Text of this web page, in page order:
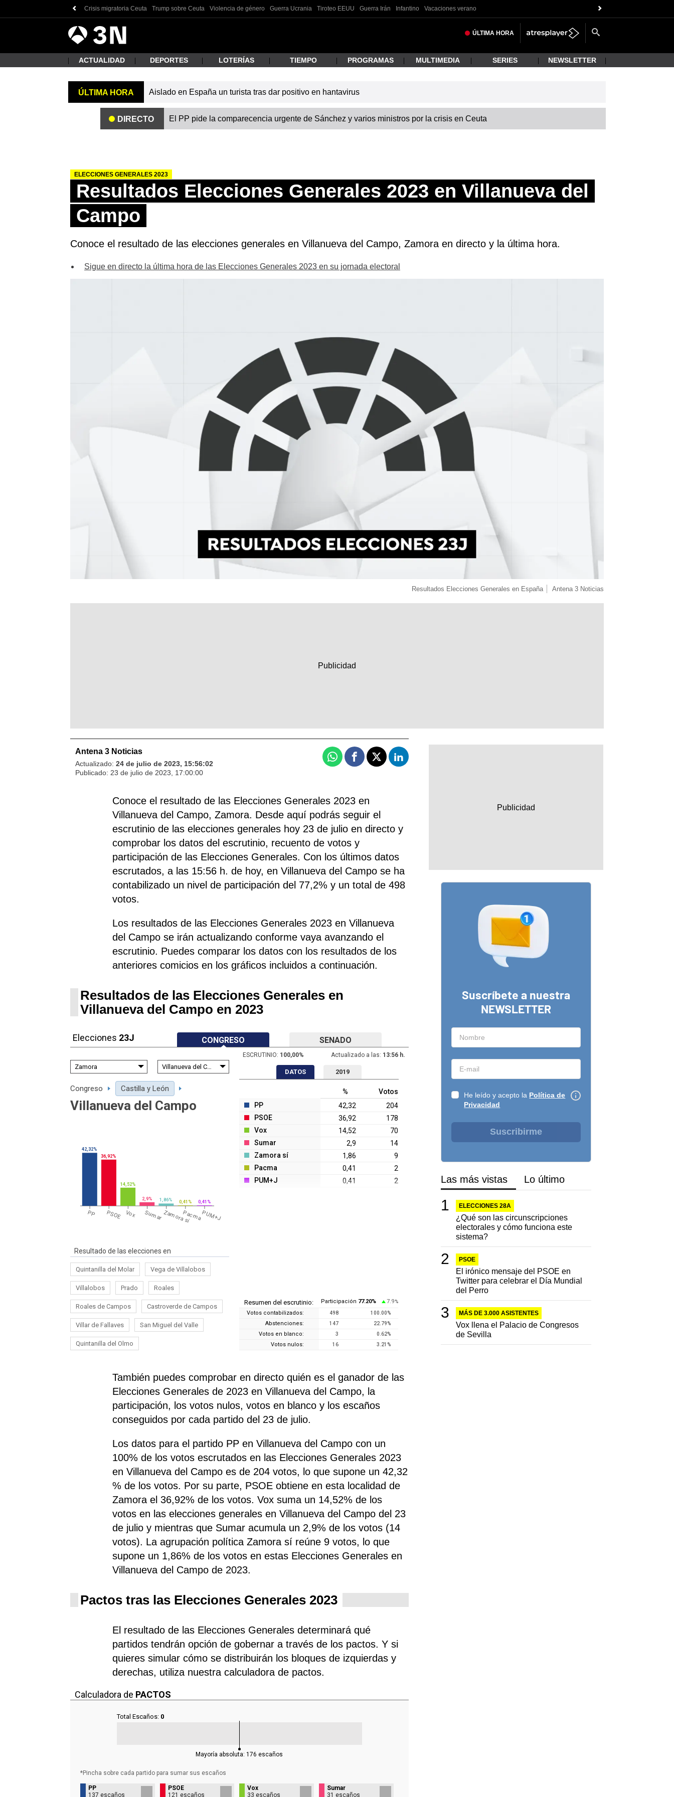
Crisis migratoria Ceuta Trump sobre Ceuta Violencia de género Guerra Ucrania Tiroteo EEUU Guerra Irán Infantino Vacaciones verano
3
Noticias ÚLTIMA HORA
¿Qué estás buscando?
ACTUALIDAD DEPORTES LOTERÍAS TIEMPO PROGRAMAS MULTIMEDIA SERIES NEWSLETTER
ÚLTIMA HORA Aislado en España un turista tras dar positivo en hantavirus
DIRECTO El PP pide la comparecencia urgente de Sánchez y varios ministros por la crisis en Ceuta
ELECCIONES GENERALES 2023
Resultados Elecciones Generales 2023 en Villanueva del
Campo
Conoce el resultado de las elecciones generales en Villanueva del Campo, Zamora en directo y la última hora.
Sigue en directo la última hora de las Elecciones Generales 2023 en su jornada electoral
Resultados Elecciones Generales en España Antena 3 Noticias
Antena 3 Noticias
Actualizado: 24 de julio de 2023, 15:56:02
Publicado: 23 de julio de 2023, 17:00:00
WhatsappFacebook
X Linkedin
Conoce el resultado de las Elecciones Generales 2023 en
Villanueva del Campo, Zamora. Desde aquí podrás seguir el
escrutinio de las elecciones generales hoy 23 de julio en directo y
comprobar los datos del escrutinio, recuento de votos y
participación de las Elecciones Generales. Con los últimos datos
escrutados, a las 15:56 h. de hoy, en Villanueva del Campo se ha
contabilizado un nivel de participación del 77,2% y un total de 498
votos.
Los resultados de las Elecciones Generales 2023 en Villanueva
del Campo se irán actualizando conforme vaya avanzando el
escrutinio. Puedes comparar los datos con los resultados de los
anteriores comicios en los gráficos incluidos a continuación.
Resultados de las Elecciones Generales en
Villanueva del Campo en 2023
Elecciones 23J CONGRESO SENADO
ESCRUTINIO: 100,00% Actualizado a las: 13:56 h.
Congreso Castilla y León
Villanueva del Campo
PP PSOE Vox SumarZamora síPacmaPUM+J
42,32%
36,92%
14,52%
2,9% 1,86% 0,41% 0,41%
Resultado de las elecciones en
Quintanilla del Molar Vega de Villalobos
Villalobos Prado Roales
Roales de Campos Castroverde de Campos
Villar de Fallaves San Miguel del Valle
Quintanilla del Olmo
DATOS 2019
%
Votos
PP
42,32
204
PSOE
36,92
178
Vox
14,52
70
Sumar
2,9
14
Zamora sí
1,86
9
Pacma
0,41
2
PUM+J
0,41 2
Resumen del escrutinio: Participación 77.20% 7.9 %
Votos contabilizados: 498 100.00%
Abstenciones: 147 22.79%
Votos en blanco: 3 0.62%
Votos nulos: 16 3.21 %
También puedes comprobar en directo quién es el ganador de las
Elecciones Generales de 2023 en Villanueva del Campo, la
participación, los votos nulos, votos en blanco y los escaños
conseguidos por cada partido del 23 de julio.
Los datos para el partido PP en Villanueva del Campo con un
100% de los votos escrutados en las Elecciones Generales 2023
en Villanueva del Campo es de 204 votos, lo que supone un 42,32
% de los votos. Por su parte, PSOEobtiene en esta localidad de
Zamora el 36,92% de los votos. Voxsuma un 14,52% de los
votos en las elecciones generales en Villanueva del Campo del 23
de julio y mientras que Sumaracumula un 2,9% de los votos (14
votos). La agrupación política Zamora sí reúne 9 votos, lo que
supone un 1,86% de los votos en estas Elecciones Generales en
Villanueva del Campo de 2023.
Pactos tras las Elecciones Generales 2023
El resultado de las Elecciones Generales determinará qué
partidos tendrán opción de gobernar a través de los pactos. Y si
quieres simular cómo se distribuirán los bloques de izquierdas y
derechas, utiliza nuestra calculadora de pactos.
Calculadora de PACTOS
Total Escaños: 0
Mayoría absoluta:176 escaños
*Pincha sobre cada partido para sumar sus escaños
PP
137 escaños
PSOE
121 escaños
Vox
33 escaños
Sumar
31 escaños
Suscríbete a nuestra
NEWSLETTER
He leído y acepto la Política de
Privacidad
Suscribirme
Las más vistas Lo último
ELECCIONES 28A
¿Qué son las circunscripciones
electorales y cómo funciona este
sistema?
PSOE
El irónico mensaje del PSOE en
Twitter para celebrar el Día Mundial
del Perro
MÁS DE 3.000 ASISTENTES
Vox llena el Palacio de Congresos
de Sevilla